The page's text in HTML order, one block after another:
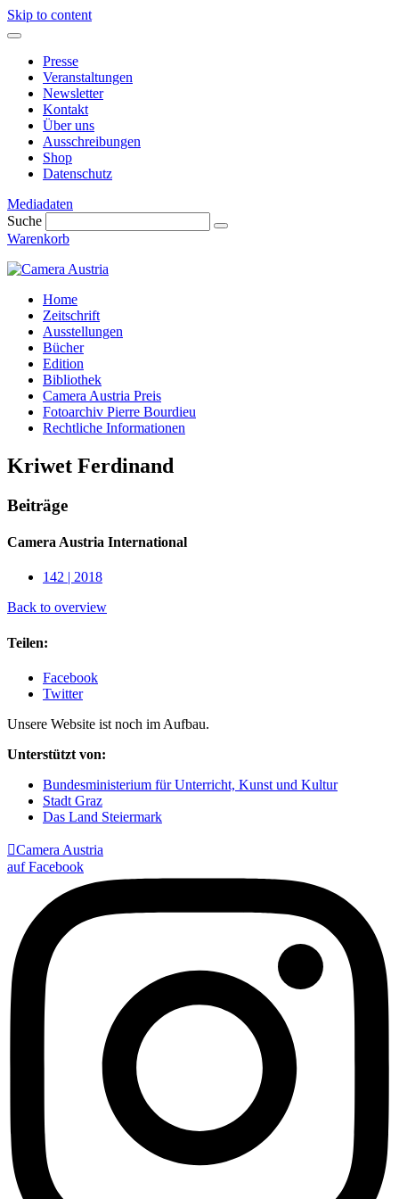
Skip to content
Presse
Veranstaltungen
Newsletter
Kontakt
Über uns
Ausschreibungen
Shop
Datenschutz
Mediadaten
Suche
Warenkorb
Home
Zeitschrift
Ausstellungen
Bücher
Edition
Bibliothek
Camera Austria Preis
Fotoarchiv Pierre Bourdieu
Rechtliche Informationen
Kriwet Ferdinand
Beiträge
Camera Austria International
142 | 2018
Back to overview
Teilen:
Facebook
Twitter
Unsere Website ist noch im Aufbau.
Unterstützt von:
Bundesministerium für Unterricht, Kunst und Kultur
Stadt Graz
Das Land Steiermark
Camera Austria
auf Facebook